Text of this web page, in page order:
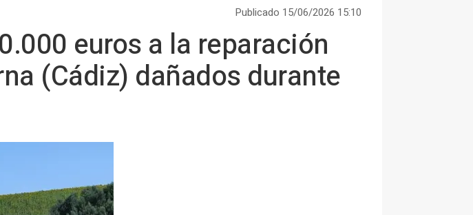
Publicado 15/06/2026 15:10
euros a la reparación
(Cádiz) dañados durante